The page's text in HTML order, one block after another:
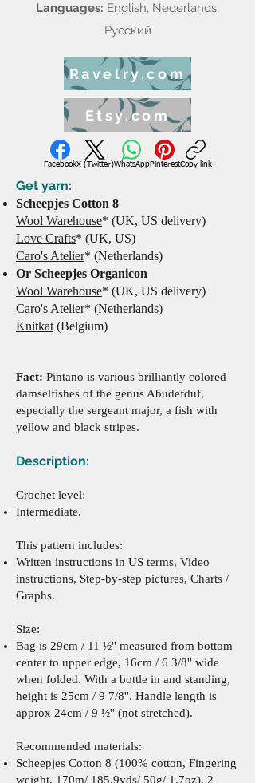
Languages: English, Nederlands,
Русский
Ravelry.com
Etsy.com
FacebookX (Twitter)WhatsAppPinterestCopy link
Get yarn:
Scheepjes Cotton 8
Wool Warehouse* (UK, US delivery)
Love Crafts* (UK, US)
Caro's Atelier* (Netherlands)
Or Scheepjes Organicon
Wool Warehouse* (UK, US delivery)
Caro's Atelier* (Netherlands)
Knitkat (Belgium)
Fact: Pintano is various brilliantly colored
damselfishes of the genus Abudefduf,
especially the sergeant major, a fish with
yellow and black stripes.
Description:
Crochet level:
Intermediate.
This pattern includes:
Written instructions in US terms, Video
instructions, Step-by-step pictures, Charts /
Graphs.
Size:
Bag is 29cm / 11 ½'' measured from bottom
center to upper edge, 16cm / 6 3/8'' wide
when folded. With a bottle in and standing,
height is 25cm / 9 7/8''. Handle length is
approx 24cm / 9 ½'' (not stretched).
Recommended materials:
Scheepjes Cotton 8 (100% cotton, Fingering
weight, 170m/ 185.9yds/ 50g/ 1.7oz), 2